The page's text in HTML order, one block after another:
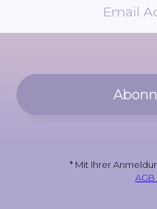
* Mit Ihrer
AGB